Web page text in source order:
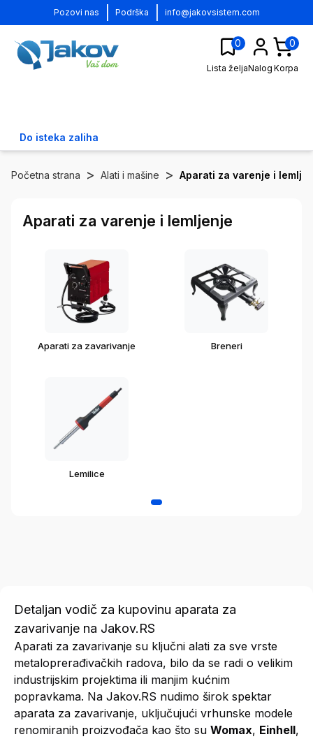
Pozovi nas Podrška info@jakovsistem.com
0
Lista željaNalog
0
Korpa
Do isteka zaliha
Početna strana > Alati i mašine > Aparati za varenje i
Aparati za varenje i lemljenje
Aparati za zavarivanje Breneri
Lemilice
Detaljan vodič za kupovinu aparata za
zavarivanje na Jakov.RS
Aparati za zavarivanje su ključni alati za sve vrste
metaloprerađivačkih radova, bilo da se radi o velikim
industrijskim projektima ili manjim kućnim
popravkama. Na Jakov.RS nudimo širok spektar
aparata za zavarivanje, uključujući vrhunske modele
renomiranih proizvođača kao što su Womax, Einhell,